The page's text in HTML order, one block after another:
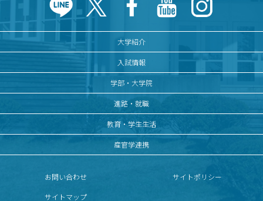
大学紹介
入試情報
学部・大学院
進路・就職
教育・学生生活
産官学連携
お問い合わせ
サイトポリシー
サイトマップ